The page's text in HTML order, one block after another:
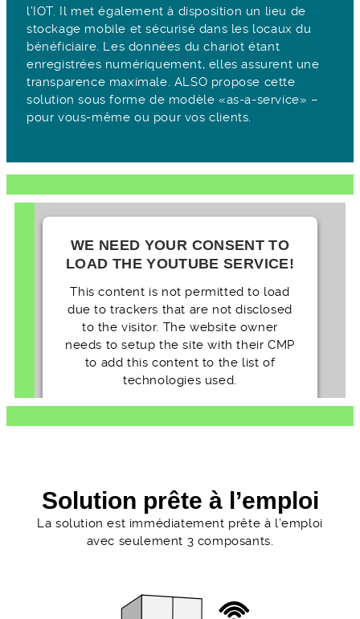
l’IOT. Il met également à disposition un lieu de
stockage mobile et sécurisé dans les locaux du
bénéficiaire. Les données du chariot étant
enregistrées numériquement, elles assurent une
transparence maximale. ALSO propose cette
solution sous forme de modèle «as-a-service» –
pour vous-même ou pour vos clients.
WE NEED YOUR CONSENT TO
LOAD THE YOUTUBE SERVICE!
This content is not permitted to load
due to trackers that are not disclosed
to the visitor. The website owner
needs to setup the site with their CMP
to add this content to the list of
technologies used.
Management Platform
Solution prête à l’emploi
La solution est immédiatement prête à l’emploi
avec seulement 3 composants.